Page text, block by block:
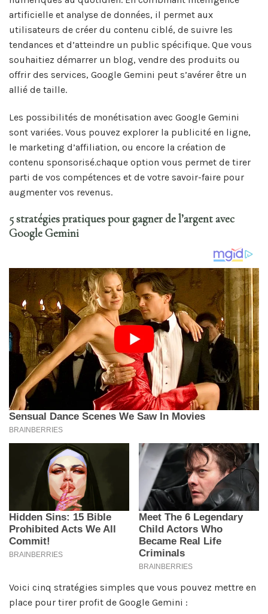
artificielle et analyse de données, il permet aux
utilisateurs de créer du contenu ciblé, de suivre les
tendances et d’atteindre un public spécifique. Que vous
souhaitiez démarrer un blog, vendre des produits ou
offrir des services, Google Gemini peut s’avérer être un
allié de taille.
Les possibilités de monétisation avec Google Gemini
sont variées. Vous pouvez explorer la publicité en ligne,
le marketing d’affiliation, ou encore la création de
contenu sponsorisé.chaque option vous permet de tirer
parti de vos compétences et de votre savoir-faire pour
augmenter vos revenus.
5 stratégies pratiques pour gagner de l’argent avec
Google Gemini
Voici cinq stratégies simples que vous pouvez mettre en
place pour tirer profit de Google Gemini :